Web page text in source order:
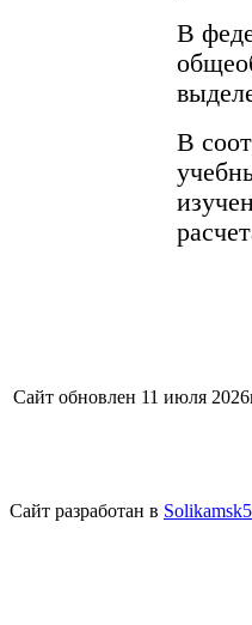
В
В
Сайт обновлен 11 июля
Сайт разработан в